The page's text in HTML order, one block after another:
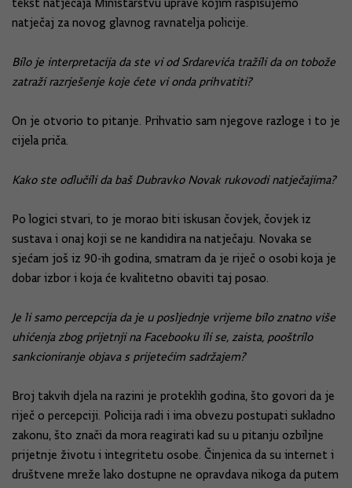
tekst natječaja Ministarstvu uprave kojim raspisujemo
natječaj za novog glavnog ravnatelja policije.
Bilo je interpretacija da ste vi od Srdarevića tražili da on tobože
zatraži razrješenje koje ćete vi onda prihvatiti?
On je otvorio to pitanje. Prihvatio sam njegove razloge i to je
cijela priča.
Kako ste odlučili da baš Dubravko Novak rukovodi natječajima?
Po logici stvari, to je morao biti iskusan čovjek, čovjek iz
sustava i onaj koji se ne kandidira na natječaju. Novaka se
sjećam još iz 90-ih godina, smatram da je riječ o osobi koja je
dobar izbor i koja će kvalitetno obaviti taj posao.
Je li samo percepcija da je u posljednje vrijeme bilo znatno više
uhićenja zbog prijetnji na Facebooku ili se, zaista, pooštrilo
sankcioniranje objava s prijetećim sadržajem?
Broj takvih djela na razini je proteklih godina, što govori da je
riječ o percepciji. Policija radi i ima obvezu postupati sukladno
zakonu, što znači da mora reagirati kad su u pitanju ozbiljne
prijetnje životu i integritetu osobe. Činjenica da su internet i
društvene mreže lako dostupne ne opravdava nikoga da putem